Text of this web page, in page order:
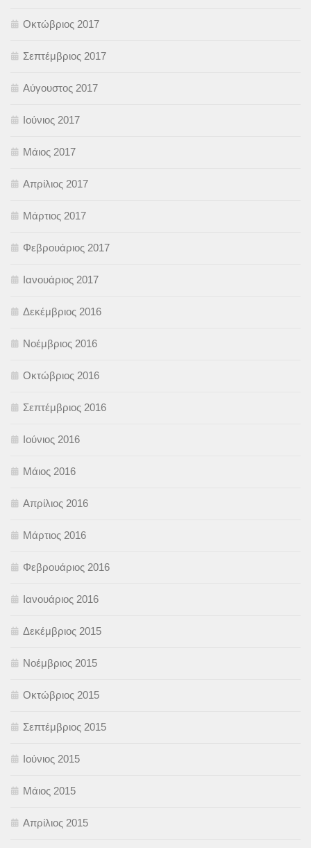
Οκτώβριος 2017
Σεπτέμβριος 2017
Αύγουστος 2017
Ιούνιος 2017
Μάιος 2017
Απρίλιος 2017
Μάρτιος 2017
Φεβρουάριος 2017
Ιανουάριος 2017
Δεκέμβριος 2016
Νοέμβριος 2016
Οκτώβριος 2016
Σεπτέμβριος 2016
Ιούνιος 2016
Μάιος 2016
Απρίλιος 2016
Μάρτιος 2016
Φεβρουάριος 2016
Ιανουάριος 2016
Δεκέμβριος 2015
Νοέμβριος 2015
Οκτώβριος 2015
Σεπτέμβριος 2015
Ιούνιος 2015
Μάιος 2015
Απρίλιος 2015